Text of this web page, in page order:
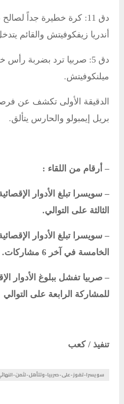
دق 11: كرة خطيرة جداً
أندريا زيفكوفيتش والقائم
دق 5: صربيا ترد بضربة رأس
ميلنكوفيتش.
الدقيقة الأولى تكشف عن
بريل إيمبولو والحارس يتألق.
– أرقام من اللقاء :
– سويسرا تبلغ الأدوار
الثالثة على التوالي.
– سويسرا تبلغ الأدوار
الخامسة في آخر 6 مشاركات.
– صربيا تفشل ببلوغ الأدوار
للمشاركة الرابعة على التوالي
تنفيذ / كعب
سويسرا-تفوز-على-صربيا-وتتأهل-لثمن-